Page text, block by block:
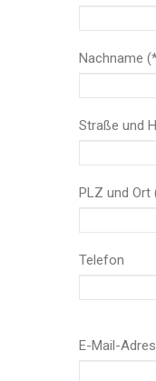
Nachname
Straße und
PLZ und Ort
Telefon
E-Mail-